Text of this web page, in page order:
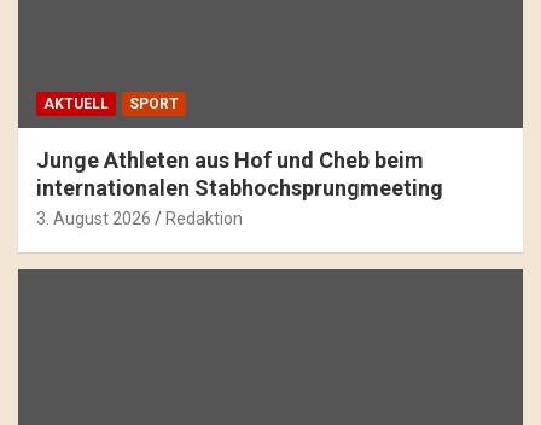
AKTUELL SPORT
Junge Athleten aus Hof und Cheb beim
internationalen Stabhochsprungmeeting
3. August 2026 Redaktion